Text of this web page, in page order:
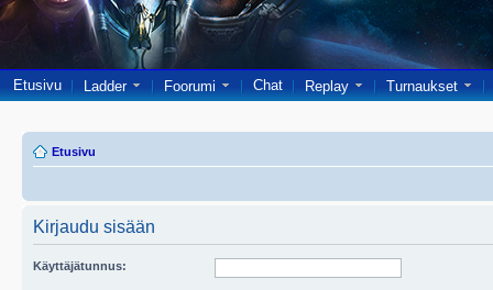
Etusivu Ladder Foorumi Chat Replay Turnaukset
Etusivu
Kirjaudu sisään
Käyttäjätunnus: